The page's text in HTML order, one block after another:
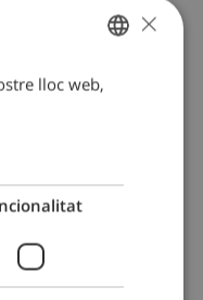
CATALAN
SPANISH
CATALAN
×
lloc web,